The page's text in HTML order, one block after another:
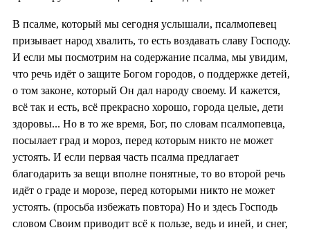
В псалме, который мы сегодня услышали, псалмопевец
призывает народ хвалить, то есть воздавать славу Господу.
И если мы посмотрим на содержание псалма, мы увидим,
что речь идёт о защите Богом городов, о поддержке детей,
о том законе, который Он дал народу своему. И кажется,
всё так и есть, всё прекрасно хорошо, города целые, дети
здоровы... Но в то же время, Бог, по словам псалмопевца,
посылает град и мороз, перед которым никто не может
устоять. И если первая часть псалма предлагает
благодарить за вещи вполне понятные, то во второй речь
идёт о граде и морозе, перед которыми никто не может
устоять. (просьба избежать повтора) Но и здесь Господь
словом Своим приводит всё к пользе, ведь и иней, и снег,